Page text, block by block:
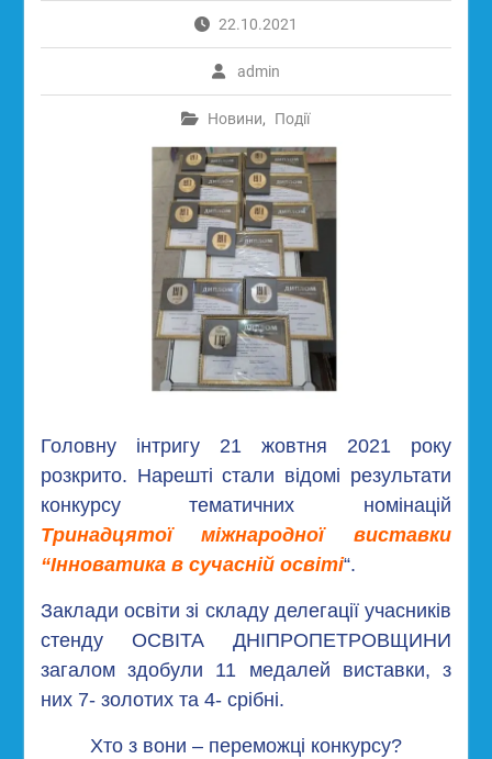
22.10.2021
admin
Новини, Події
Головну інтригу 21 жовтня 2021 року
розкрито. Нарешті стали відомі результати
конкурсу тематичних номінацій
Тринадцятої міжнародної виставки
“Інноватика в сучасній освіті“.
Заклади освіти зі складу делегації учасників
стенду ОСВІТА ДНІПРОПЕТРОВЩИНИ
загалом здобули 11 медалей виставки, з
них 7- золотих та 4- срібні.
Хто з вони – переможці конкурсу?